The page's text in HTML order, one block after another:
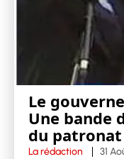
Le
Une bande
du
La rédaction 31